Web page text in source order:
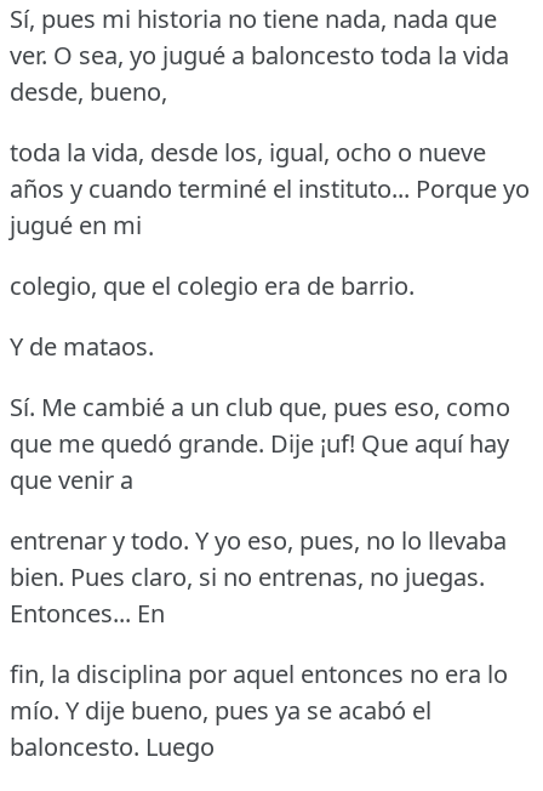
Sí, pues mi historia no tiene nada, nada que
ver. O sea, yo jugué a baloncesto toda la vida
desde, bueno,
toda la vida, desde los, igual, ocho o nueve
años y cuando terminé el instituto... Porque yo
jugué en mi
colegio, que el colegio era de barrio.
Y de mataos.
Sí. Me cambié a un club que, pues eso, como
que me quedó grande. Dije ¡uf! Que aquí hay
que venir a
entrenar y todo. Y yo eso, pues, no lo llevaba
bien. Pues claro, si no entrenas, no juegas.
Entonces... En
fin, la disciplina por aquel entonces no era lo
mío. Y dije bueno, pues ya se acabó el
baloncesto. Luego